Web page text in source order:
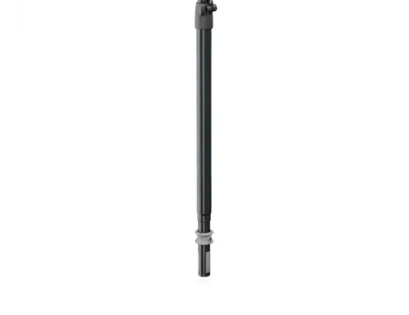
Puoi chiedermi informazioni generali o specifiche su certi
Per ottenere dettagli su un determinato prodotto
assicurati di indicarne il nome completo